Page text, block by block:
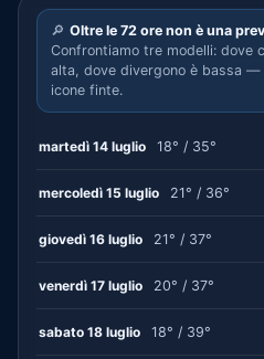
🔎 Oltre le 72 ore non è una
Confrontiamo tre modelli: dove
alta, dove divergono è bassa —
icone finte.
martedì 14 luglio 18° / 35°
mercoledì 15 luglio 21° / 36°
giovedì 16 luglio 21° / 37°
venerdì 17 luglio 20° / 37°
sabato 18 luglio 18° / 39°